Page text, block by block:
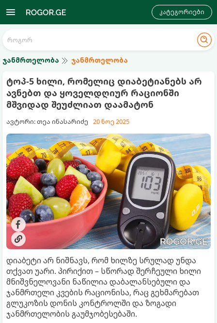
კატეგორიები
ჯანმრთელობა ჯანმრთელობა
ტოპ-5 ხილი, რომელიც დიაბეტიანებს არ
ავნებთ და ყოველდღიურ რაციონში
მშვიდად შეუძლიათ დაამატონ
ავტორი: თეა ინასარიძე 20 ნოე 2025
დიაბეტი არ ნიშნავს, რომ ხილზე სრულად უნდა
თქვათ უარი. პირიქით – სწორად შერჩეული ხილი
მნიშვნელოვანი ნაწილია დაბალანსებული და
ჯანმრთელი კვების რაციონისა, რაც გეხმარებათ
გლუკოზის დონის კონტროლში და ზოგადი
ჯანმრთელობის გაუმჯობესებაში.